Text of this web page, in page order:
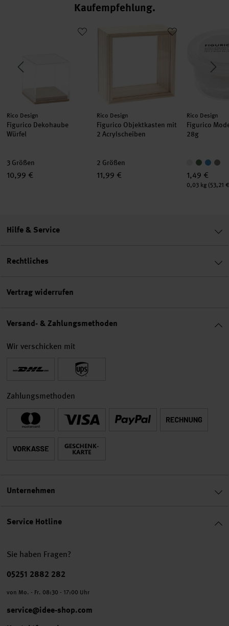
Kaufempfehlung
Figurico Dekohaube Würfel
Hersteller:
Rico Design
Figurico Dekohaube
Würfel
3 Größen
10,99 €
Figurico Objektkasten mit 2
Hersteller:
Rico Design
Figurico Objektkasten mit
2 Acrylscheiben
2 Größen
11,99 €
Hersteller:
Rico Design
Figurico
28g
1,49 €
Inhalt:
0,03 kg (53,21
Service Hotline
Sie haben Fragen?
Telefonnummer
05251 2882 282
von Mo. - Fr. 08:30 - 17:00 Uhr
service@idee-shop.com
Hilfe & Service
Rechtliches
Vertrag widerrufen
Versand- & Zahlungsmethoden
Wir verschicken mit
Zahlungsmethoden
Unternehmen